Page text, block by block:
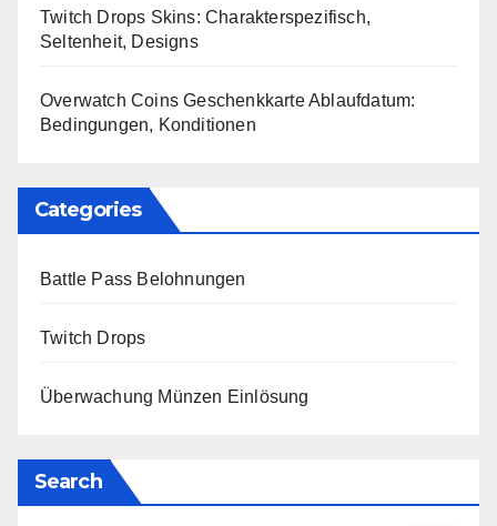
Twitch Drops Skins: Charakterspezifisch,
Seltenheit, Designs
Overwatch Coins Geschenkkarte Ablaufdatum:
Bedingungen, Konditionen
Categories
Battle Pass Belohnungen
Twitch Drops
Überwachung Münzen Einlösung
Search